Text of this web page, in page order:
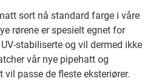
sort nå standard farge i våre
rørene er spesielt egnet for
stabiliserte og vil dermed ikke
vår nye pipehatt og
passe de fleste eksteriører.